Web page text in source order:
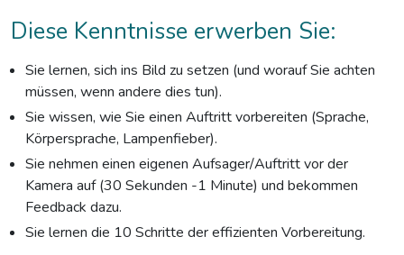
Diese Kenntnisse erwerben Sie:
Sie lernen, sich ins Bild zu setzen (und worauf Sie achten
müssen, wenn andere dies tun).
Sie wissen, wie Sie einen Auftritt vorbereiten (Sprache,
Körpersprache, Lampenfieber).
Sie nehmen einen eigenen Aufsager/Auftritt vor der
Kamera auf (30 Sekunden -1 Minute) und bekommen
Feedback dazu.
Sie lernen die 10 Schritte der effizienten Vorbereitung.